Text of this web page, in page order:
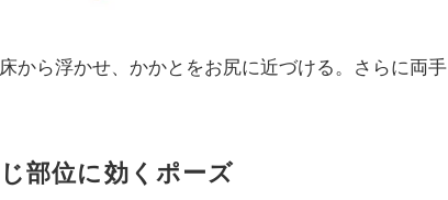
から浮かせ、かかとをお尻に近づける。さらに両手
部位に効くポーズ